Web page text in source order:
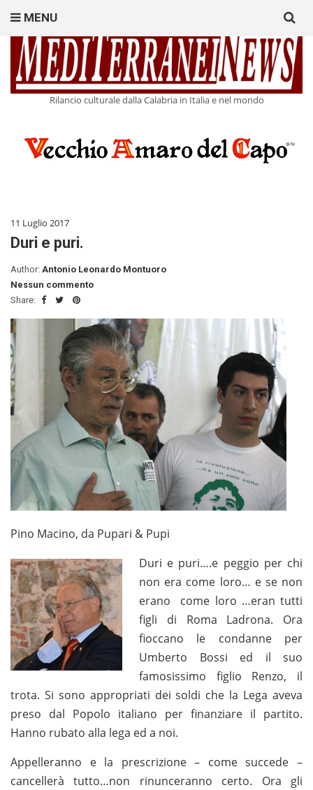
Rilancio culturale dalla Calabria in Italia e nel mondo
MENU
for:
11 Luglio 2017
Duri e puri.
Author: Antonio Leonardo Montuoro
Nessun commento
Share:
Pino Macino, da Pupari & Pupi
Duri e puri….e peggio per chi
non era come loro… e se non
erano come loro …eran tutti
figli di Roma Ladrona. Ora
fioccano le condanne per
Umberto Bossi ed il suo
famosissimo figlio Renzo, il
trota. Si sono appropriati dei soldi che la Lega aveva
preso dal Popolo italiano per finanziare il partito.
Hanno rubato alla lega ed a noi.
Appelleranno e la prescrizione – come succede –
cancellerà tutto…non rinunceranno certo. Ora gli